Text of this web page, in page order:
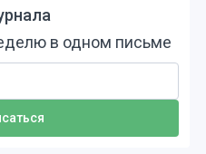
в одном письме